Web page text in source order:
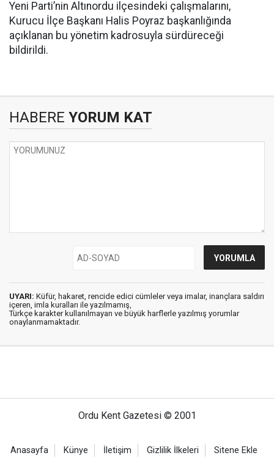
Yeni Parti’nin Altınordu ilçesindeki çalışmalarını,
Kurucu İlçe Başkanı Halis Poyraz başkanlığında
açıklanan bu yönetim kadrosuyla sürdüreceği
bildirildi.
HABERE YORUM KAT
UYARI: Küfür, hakaret, rencide edici cümleler veya imalar, inançlara saldırı
içeren, imla kuralları ile yazılmamış,
Türkçe karakter kullanılmayan ve büyük harflerle yazılmış yorumlar
onaylanmamaktadır.
Ordu Kent Gazetesi © 2001
Anasayfa Künye İletişim Gizlilik İlkeleri Sitene Ekle